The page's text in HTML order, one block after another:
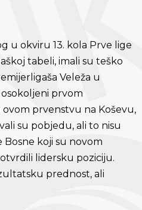
u okviru 13. kola Prve lige
tabeli, imali su teško
Veleža u
osokoljeni prvom
prvenstvu na Koševu,
su pobjedu, ali to nisu
koji su novom
lidersku poziciju.
prednost, ali